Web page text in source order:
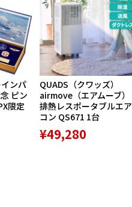
ンパ
ピン
限定
QUADS（クワッズ）
airmove（エアムーブ）
排熱レスポータブルエア
コン QS671 1台
¥49,280